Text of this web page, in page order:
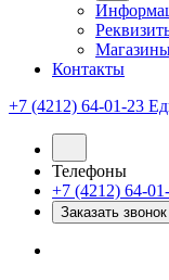
Контакты
+7 (4212) 64-01-23
Телефоны
+7 (4212) 64-
Заказать звонок